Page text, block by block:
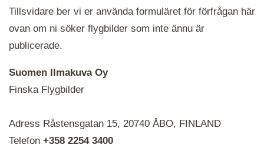
ikoner är det en serie i varje. Utplacerade bilder
syns som nålar istället.
Tillsvidare ber vi er använda formuläret för förfrågan här
ovan om ni söker flygbilder som inte ännu är
publicerade.
Suomen Ilmakuva Oy
Finska Flygbilder
Adress Råstensgatan 15, 20740 ÅBO, FINLAND
Telefon +358 2254 3400